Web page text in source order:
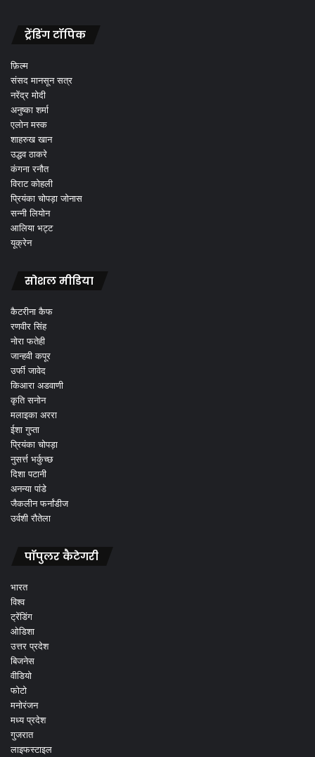
ट्रेंडिंग टॉपिक
फ़िल्म
संसद मानसून सत्र
नरेंद्र मोदी
अनुष्का शर्मा
एलोन मस्क
शाहरुख खान
उद्धव ठाकरे
कंगना रनौत
विराट कोहली
प्रियंका चोपड़ा जोनास
सन्नी लियोन
आलिया भट्ट
यूक्रेन
सोशल मीडिया
कैटरीना कैफ
रणवीर सिंह
नोरा फतेही
जान्हवी कपूर
उर्फी जावेद
किआरा अडवाणी
कृति सनोन
मलाइका अररा
ईशा गुप्ता
प्रियंका चोपड़ा
नुसर्त्त भर्कुच्छ
दिशा पटानी
अनन्या पांडे
जैकलीन फर्नांडीज
उर्वशी रौतेला
पॉपुलर कैटेगरी
भारत
विश्व
ट्रेंडिंग
ओडिशा
उत्तर प्रदेश
बिजनेस
वीडियो
फोटो
मनोरंजन
मध्य प्रदेश
गुजरात
लाइफस्टाइल